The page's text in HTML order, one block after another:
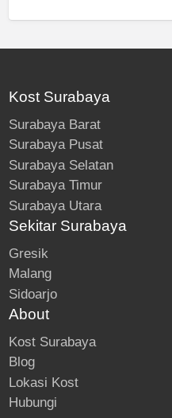
Kost Surabaya
Surabaya Barat
Surabaya Pusat
Surabaya Selatan
Surabaya Timur
Surabaya Utara
Sekitar Surabaya
Gresik
Malang
Sidoarjo
About
Kost Surabaya
Blog
Lokasi Kost
Hubungi